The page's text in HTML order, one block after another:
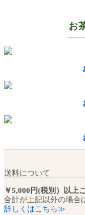
お
送料について
￥5,000円(税別）以上
合計が上記以外の場合
詳しくはこちら≫